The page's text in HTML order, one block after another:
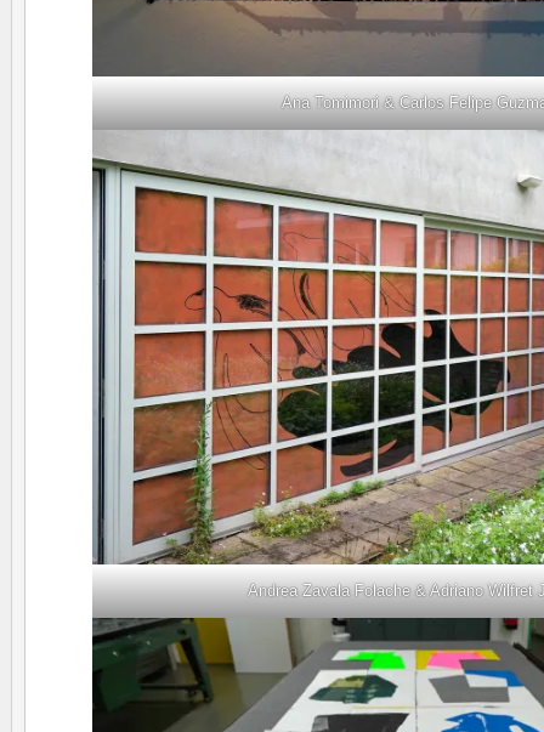
Ana Tomimori & Carlos Felipe
Andrea Zavala Folache & Adriano Wilfret